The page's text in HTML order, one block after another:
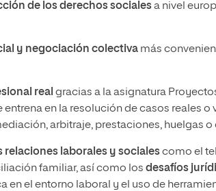
de los derechos socialesa nivel
y negociación colectiva más
real gracias a la asignatura
en la resolución de casos reales
arbitraje, prestaciones, huelgas
relaciones laborales y socialescomo el
familiar, así como los desafíos
el entorno laboral y el uso de